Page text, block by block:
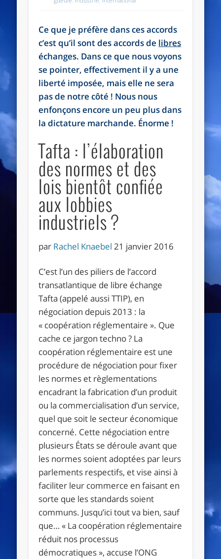
Ce que je préfère dans ces accords
c’est qu’il sont des accords de libres
échanges. Dans ce que nous voyons
se pointer, effectivement il y a une
liberté imposée, mais elle ne sera
pas de notre côté ! Nous nous
enfonçons encore un peu plus dans
la dictature marchande. Énorme !
Tafta : l’élaboration
des normes et des
lois bientôt confiée
aux lobbies
industriels ?
par Rachel Knaebel 21 janvier 2016
C’est l’un des piliers de l’accord
transatlantique de libre échange
Tafta (appelé aussi TTIP), en
négociation depuis 2013 : la
« coopération réglementaire ». Que
cache ce jargon techno ? La
coopération réglementaire est une
procédure de négociation pour fixer
les normes et règlementations
encadrant la fabrication d’un produit
ou la commercialisation d’un service,
quel que soit le secteur économique
concerné. Cette négociation entre
plusieurs États se déroule avant que
les normes soient adoptées par leurs
parlements respectifs, et vise ainsi à
faciliter leur commerce en faisant en
sorte que les standards soient
communs. Jusqu’ici tout va bien, sauf
que…« La coopération réglementaire
réduit nos processus
démocratiques », accuse l’ONG